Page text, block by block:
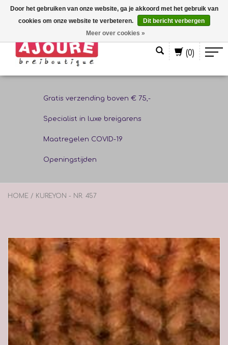
(0)
Gratis verzending boven € 75,-
Specialist in luxe breigarens
Maatregelen COVID-19
Openingstijden
HOME / KUREYON - NR. 457
Door het gebruiken van onze website, ga je akkoord met het gebruik van
cookies om onze website te verbeteren.
Dit bericht verbergen
Meer over cookies »